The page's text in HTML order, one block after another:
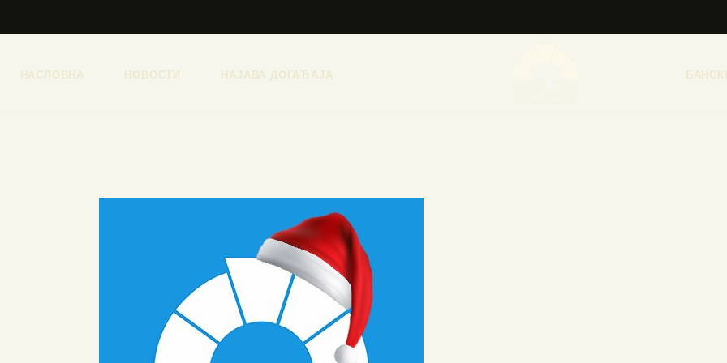
НАСЛОВНА НОВОСТИ НАЈАВА ДОГАЂАЈА
ФОТОГРАФИЈЕ
ВИДЕО
КОНТАКТ